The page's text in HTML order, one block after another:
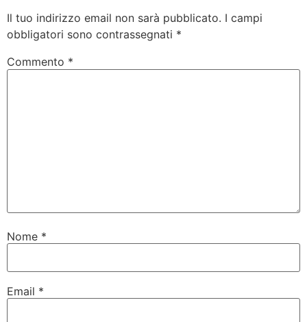
Il tuo indirizzo email non sarà pubblicato. I campi
obbligatori sono contrassegnati *
Commento *
Nome *
Email *